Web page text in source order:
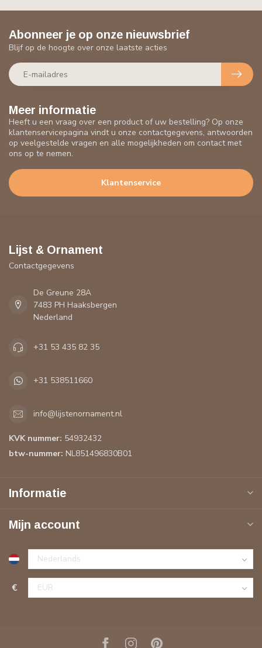
Meer informatie
Heeft u een vraag over een product of uw bestelling? Op onze
klantenservicepagina vindt u onze contactgegevens, antwoorden
op veelgestelde vragen en alle mogelijkheden om contact met
ons op te nemen.
Klantenservice
Abonneer je op onze nieuwsbrief
Blijf op de hoogte over onze laatste acties
Lijst & Ornament
Contactgegevens
De Greune 28A
7483 PH Haaksbergen
Nederland
+31 53 435 82 35
+31 538511660
info@lijstenornament.nl
KVK nummer: 54932432
btw-nummer: NL851496830B01
Informatie
Mijn account
€